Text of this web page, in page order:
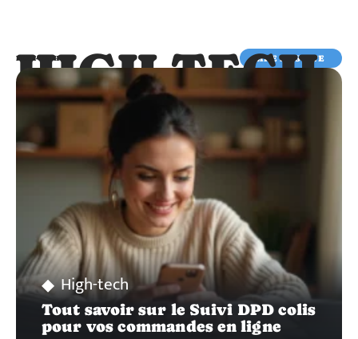
HIGH-TECH
HIGH-TECH LIRE LA SUITE
High-tech
Tout savoir sur le Suivi DPD colis
pour vos commandes en ligne